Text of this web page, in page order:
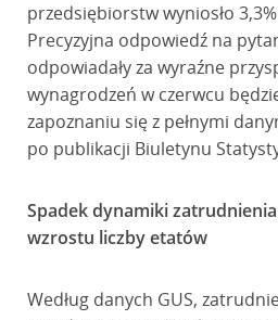
przedsiębiorstw wyniosło
Precyzyjna odpowiedź na
odpowiadały za wyraźne
wynagrodzeń w czerwcu
zapoznaniu się z pełnymi
po publikacji Biuletynu
Spadek dynamiki
wzrostu liczby etatów
Według danych GUS,